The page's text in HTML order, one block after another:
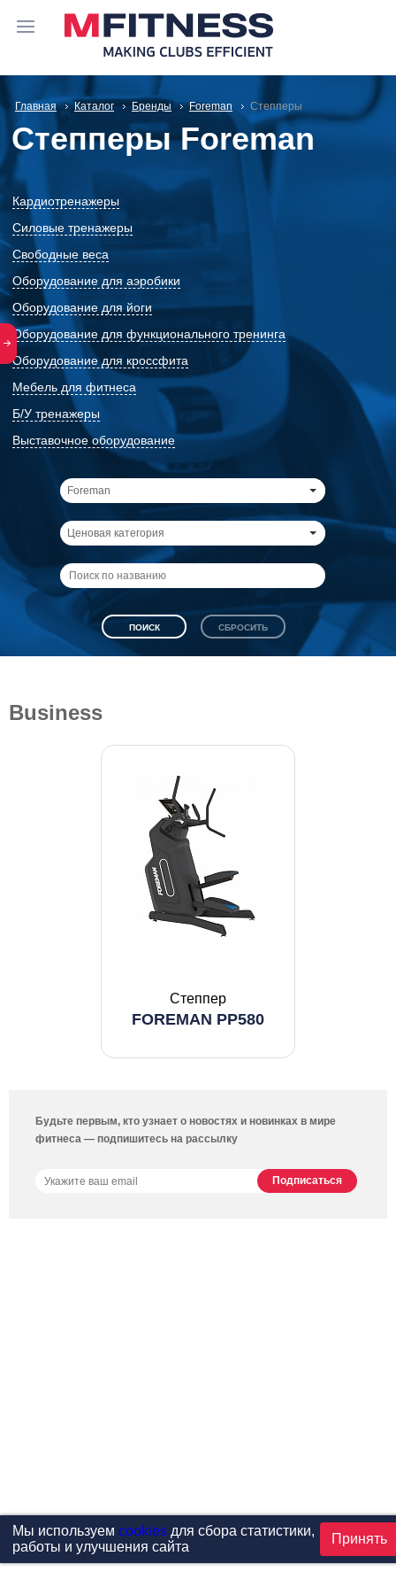
Главная Каталог Бренды Foreman Степперы
Степперы Foreman
Кардиотренажеры
Силовые тренажеры
Свободные веса
Оборудование для аэробики
Оборудование для йоги
Оборудование для функционального тренинга
Оборудование для кроссфита
Мебель для фитнеса
Б/У тренажеры
Выставочное оборудование
Foreman
Ценовая категория
Business
Степпер
FOREMAN PP580
Будьте первым, кто узнает о новостях и новинках в мире
фитнеса — подпишитесь на рассылку
Мы используем cookiesдля сбора статистики,
работы и улучшения сайта
Принять